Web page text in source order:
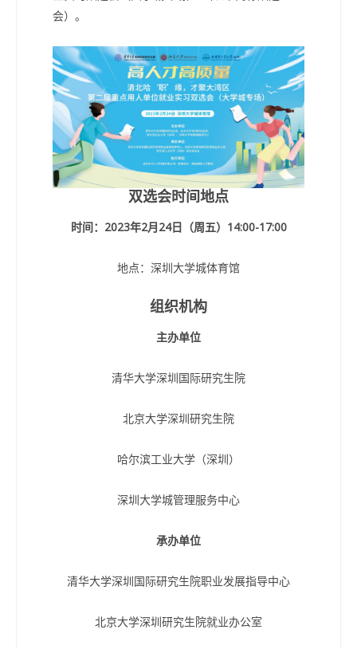
会）。
双选会时间地点
时间：2023年2月24日（周五）14:00-17:00
地点：深圳大学城体育馆
组织机构
主办单位
清华大学深圳国际研究生院
北京大学深圳研究生院
哈尔滨工业大学（深圳）
深圳大学城管理服务中心
承办单位
清华大学深圳国际研究生院职业发展指导中心
北京大学深圳研究生院就业办公室